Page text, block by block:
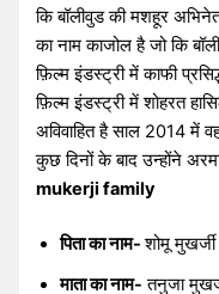
कि बॉलीवुड की मशहूर
का नाम काजोल है जो कि
फ़िल्म इंडस्ट्री में काफी
फ़िल्म इंडस्ट्री में शोहरत
अविवाहित है साल 2014 में
कुछ दिनों के बाद उन्होंने
mukerji family
पिता का नाम-शोमू मुखर्जी
माता का नाम- तनुजा